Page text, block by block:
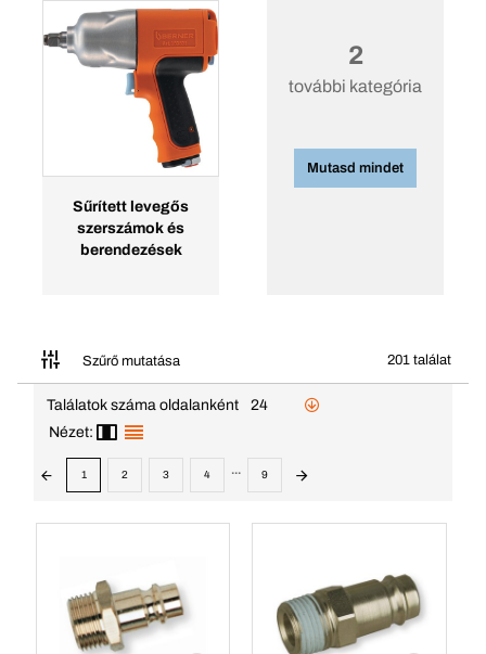
Sűrített levegős
szerszámok és
berendezések
2
további kategória
Mutasd mindet
Szűrő mutatása 201 találat
Találatok száma oldalanként
24
Nézet:
1 2 3 4 ... 9